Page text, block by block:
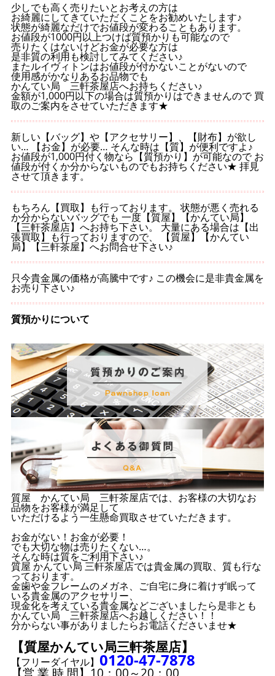
少しでも高く売りたいとお考えの方は
お綺麗にしてきていただくことをお勧めいたします♪
状態が綺麗なだけでお値段が変わることもあります。
お値段が1000円以上つけば質預かりも可能なので
売りたくはないけどお金が必要な方は
是非質の利用も検討してみてください♪
またルイヴィトンはお値段が付かないことがないので
使用感がかなりあるお品物でも
かんてい局 三軒茶屋店へお持ちください♪
金額が1,000円以下の場合は質預かりはできませんので 買
取のご案内をさせていただきます★
新しい【バッグ】や【アクセサリー】、【財布】が欲し
い… 【お金】が必要… そんな時は【質】が便利ですよ♪
お値段が1,000円付く物なら【質預かり】が可能なので お
値段が付くか分からないものでもお持ちください★ 拝見
させて頂きます。
もちろん【買取】も行っております。 状態が悪く売れる
か分からないバッグでも 一度【質屋】【かんてい局】
【三軒茶屋店】へお持ち下さい。 大量にある場合は【出
張買取】も行っておりますので、 【質屋】【かんてい
局】【三軒茶屋】へお問合せ下さい♪
只今貴金属の価格が高騰中です♪ この機会に是非貴金属を
お売り下さい♪
質預かりについて
質屋 かんてい局 三軒茶屋店では、お客様の大切なお
品物をお客様が満足して
いただけるよう一生懸命買取させていただきます。
お金がない！お金が必要！
でも大切な物は売りたくない…。
そんな時は質をご利用下さい♪
質屋 かんてい局 三軒茶屋店では貴金属の買取、質も行な
っております。
金歯や金フレームのメガネ、ご自宅に身に着けず眠って
いる貴金属のアクセサリー、
現金化を考えている貴金属などございましたら是非とも
かんてい局 三軒茶屋店へお越しください！！
分からない事がありましたらお電話くださいませ★
【質屋かんてい局三軒茶屋店】
【フリーダイヤル】 0120-47-7878
【営 業 時 間】10：00～20：00